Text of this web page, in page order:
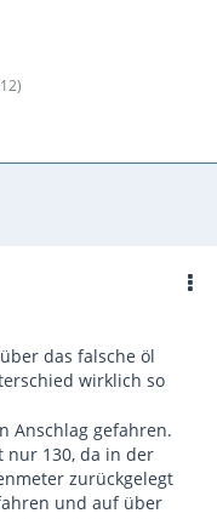
)
das falsche öl
wirklich so
Anschlag gefahren.
nur 130, da in der
zurückgelegt
und auf über